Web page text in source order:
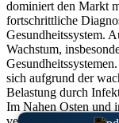
dominiert den Markt
fortschrittliche
Gesundheitssystem.
Wachstum,
sich aufgrund der
Belastung durch
Im Nahen Osten und